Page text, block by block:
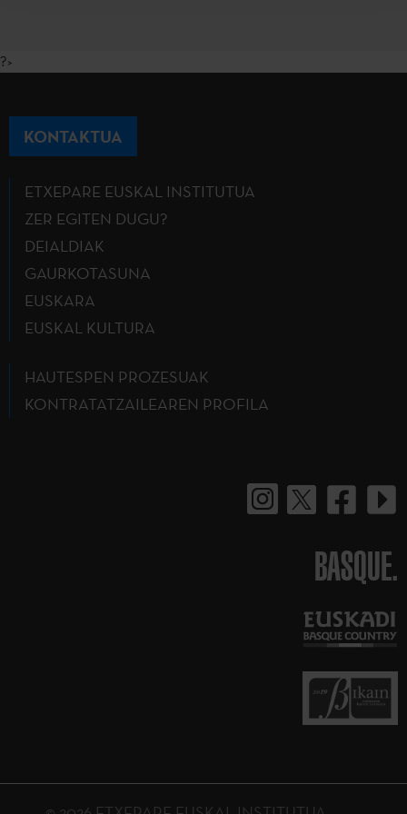
?>
KONTAKTUA
ETXEPARE EUSKAL INSTITUTUA
ZER EGITEN DUGU?
DEIALDIAK
GAURKOTASUNA
EUSKARA
EUSKAL KULTURA
HAUTESPEN PROZESUAK
KONTRATATZAILEAREN PROFILA
BASQUE.